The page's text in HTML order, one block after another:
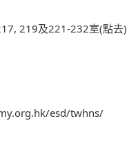
219及221-232室(點去)
esd/twhns/